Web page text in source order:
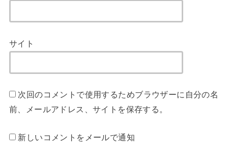
サイト
次回のコメントで使用するためブラウザーに自分の名
前、メールアドレス、サイトを保存する。
新しいコメントをメールで通知